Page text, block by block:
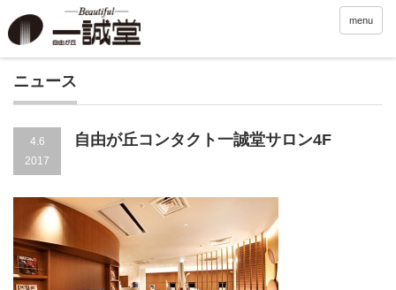
menu
ニュース
4.6
2017
自由が丘コンタクト一誠堂サロン4F